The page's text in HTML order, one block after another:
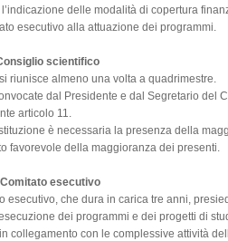
delle modalità di copertura
esecutivo alla attuazione dei programmi.
scientifico
riunisce almeno una volta a quadrimestre.
dal Presidente e dal Segretario del
articolo 11.
è necessaria la presenza della
favorevole della maggioranza dei presenti.
esecutivo
esecutivo, che dura in carica tre anni,
dei programmi e dei progetti di
collegamento con le complessive attività